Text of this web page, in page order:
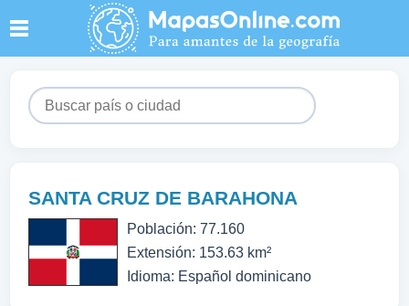
SANTA CRUZ DE BARAHONA
Población: 77.160
Extensión: 153.63 km²
Idioma: Español dominicano